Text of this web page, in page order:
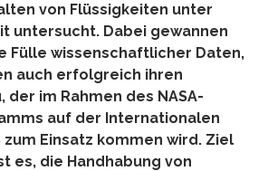
von Flüssigkeiten unter
untersucht. Dabei gewannen
Fülle wissenschaftlicher Daten,
auch erfolgreich ihren
der im Rahmen des NASA-
auf der Internationalen
zum Einsatz kommen wird. Ziel
es, die Handhabung von